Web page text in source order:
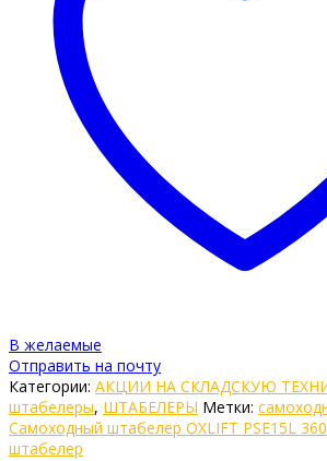
В желаемые
Отправить на почту
Категории: АКЦИИ НА СКЛАДСКУЮ
штабелеры, ШТАБЕЛЕРЫ Метки:
Самоходный штабелер OXLIFT PSE15L
штабелер